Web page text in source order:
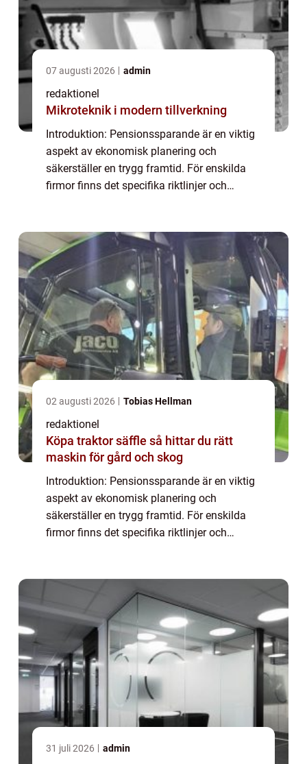
07 augusti 2026 admin
redaktionel
Mikroteknik i modern tillverkning
Introduktion: Pensionssparande är en viktig
aspekt av ekonomisk planering och
säkerställer en trygg framtid. För enskilda
firmor finns det specifika riktlinjer och
sär...
02 augusti 2026 Tobias Hellman
redaktionel
Köpa traktor säffle så hittar du rätt
maskin för gård och skog
Introduktion: Pensionssparande är en viktig
aspekt av ekonomisk planering och
säkerställer en trygg framtid. För enskilda
firmor finns det specifika riktlinjer och
31 juli 2026 admin